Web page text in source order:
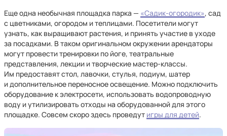
Еще одна необычная площадка парка — «Садик-огородик», сад
с цветниками, огородом и теплицами. Посетители могут
узнать, как выращивают растения, и принять участие в уходе
за посадками. В таком оригинальном окружении арендаторы
могут провести тренировки по йоге, театральные
представления, лекции и творческие мастер-классы.
Им предоставят стол, лавочки, стулья, подиум, шатер
и дополнительное переносное освещение. Можно подключить
оборудование к электросети, использовать водопроводную
воду и утилизировать отходы на оборудованной для этого
площадке. Совсем скоро здесь проведут игры для детей.